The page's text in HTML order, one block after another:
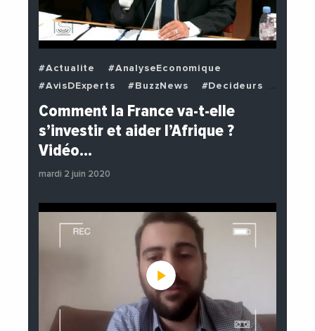
#Actualite
#AnalyseEconomique
#AvisDExperts
#BuzzNews
#Decideurs
#EchangesMediterraneens
#Economie
#PhotosEtVideos
#Politique
Comment la France va-t-elle
s’investir et aider l’Afrique ?
Vidéo…
mardi 2 juin 2020